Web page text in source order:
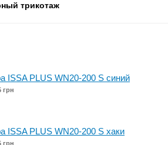
трикотаж
ISSA PLUS WN20-200 S синий
грн
ISSA PLUS WN20-200 S хаки
грн